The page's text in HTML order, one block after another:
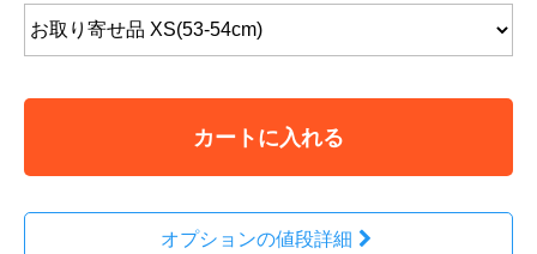
カートに入れる
オプションの値段詳細